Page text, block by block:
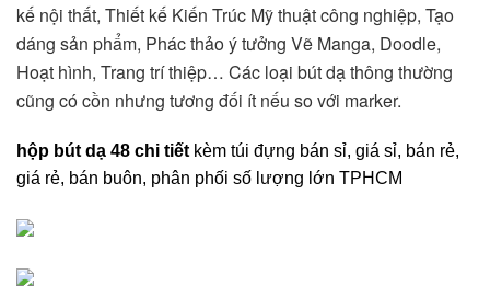
kế nội thất, Thiết kế Kiến Trúc Mỹ thuật công nghiệp, Tạo
dáng sản phẩm, Phác thảo ý tưởng Vẽ Manga, Doodle,
Hoạt hình, Trang trí thiệp… Các loại bút dạ thông thường
cũng có cồn nhưng tương đối ít nếu so với marker.
hộp bút dạ 48 chi tiết kèm túi đựng bán sỉ, giá sỉ, bán rẻ,
giá rẻ, bán buôn, phân phối số lượng lớn TPHCM